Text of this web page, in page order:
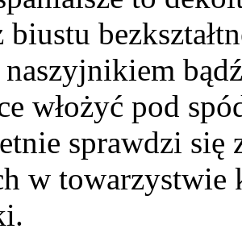
włożyć pod
sprawdzi
w towarzystwie